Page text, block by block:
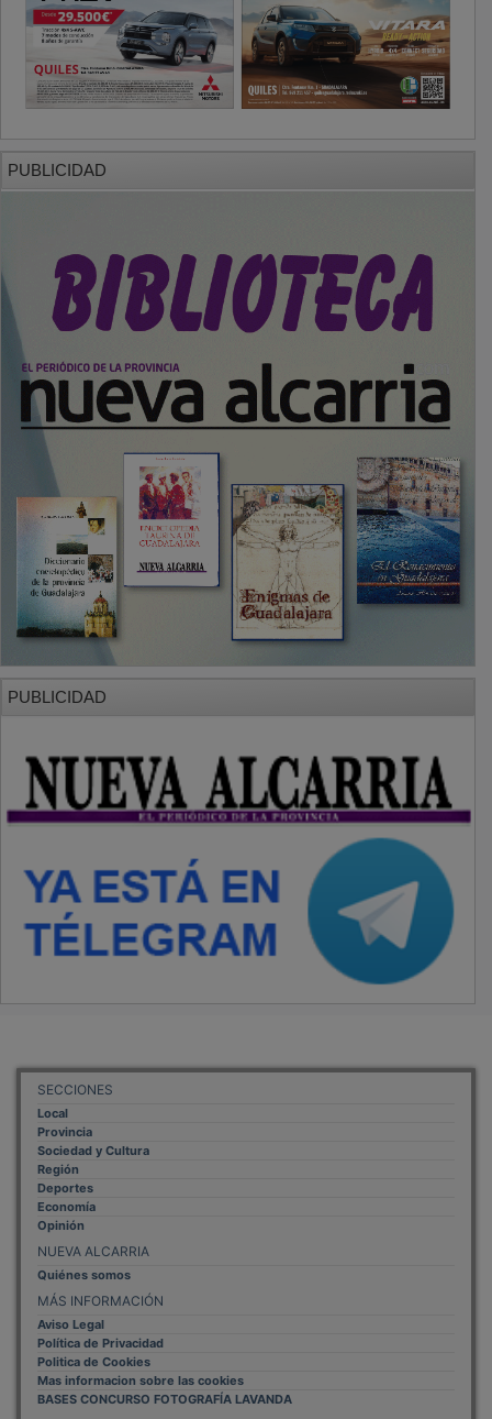
PUBLICIDAD
PUBLICIDAD
Local
Sociedad y Cultura
Región
Deportes
Economía
Opinión
NUEVA ALCARRIA
Quiénes somos
MÁS INFORMACIÓN
Aviso Legal
Politica de Cookies
Mas informacion sobre las cookies
BASES CONCURSO FOTOGRAFÍA LAVANDA
OTROS ENLACES